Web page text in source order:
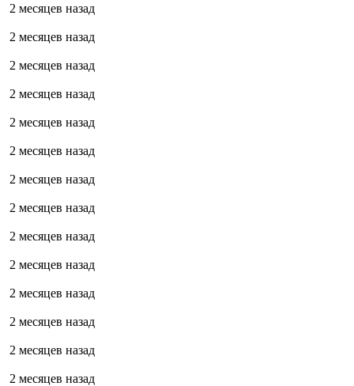
2 месяцев назад
2 месяцев назад
2 месяцев назад
2 месяцев назад
2 месяцев назад
2 месяцев назад
2 месяцев назад
2 месяцев назад
2 месяцев назад
2 месяцев назад
2 месяцев назад
2 месяцев назад
2 месяцев назад
2 месяцев назад